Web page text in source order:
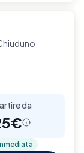
da